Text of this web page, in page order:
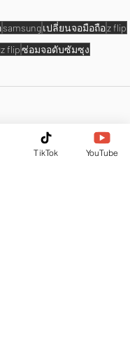
samsungเปลี่ยนจอมือถือz flip
flipซ่อมจอดับซัมซุง
TikTok YouTube